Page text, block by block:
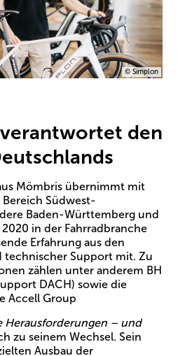
© Simplon
den
Mömbris übernimmt mit
Südwest-
Baden-Württemberg und
in der Fahrradbranche
Erfahrung aus den
technischer Support mit. Zu
zählen unter anderem BH
DACH) sowie die
Accell Group
Herausforderungen – und
zu seinem Wechsel. Sein
Ausbau der